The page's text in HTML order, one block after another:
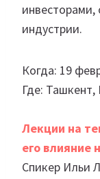
индустрии.
Когда: 19
Где:
Лекции на
его влияние
Спикер Ильи